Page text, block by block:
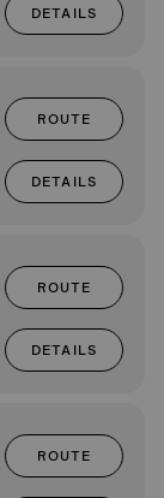
DETAILS
ROUTE
DETAILS
ROUTE
DETAILS
ROUTE